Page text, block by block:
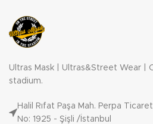
Ultras Mask | Ultras&Street Wear |
stadium.
Halil Rıfat Paşa Mah. Perpa
No: 1925 - Şişli /İstanbul